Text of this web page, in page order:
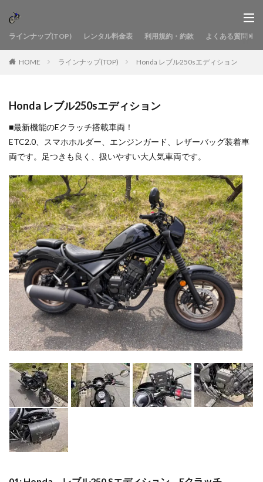
ラインナップ(TOP) レンタル料金表 利用規約・約款 よくある質問
HOME ラインナップ(TOP) Honda レブル250sエディション
Honda レブル250sエディション
■最新機能のEクラッチ搭載車両！
ETC2.0、スマホホルダー、エンジンガード、レザーバッグ装着車
両です。足つきも良く、扱いやすい大人気車両です。